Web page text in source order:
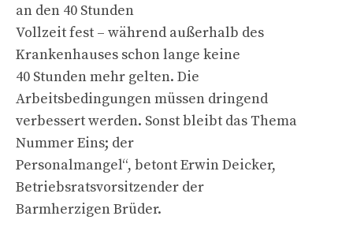
an den 40 Stunden
Vollzeit fest – während außerhalb des
Krankenhauses schon lange keine
40 Stunden mehr gelten. Die
Arbeitsbedingungen müssen dringend
verbessert werden. Sonst bleibt das Thema
Nummer Eins; der
Personalmangel“, betont Erwin Deicker,
Betriebsratsvorsitzender der
Barmherzigen Brüder.